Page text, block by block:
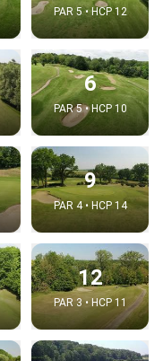
PAR 5 • HCP 12
6
PAR 5 • HCP 10
9
PAR 4 • HCP 14
12
PAR 3 • HCP 11